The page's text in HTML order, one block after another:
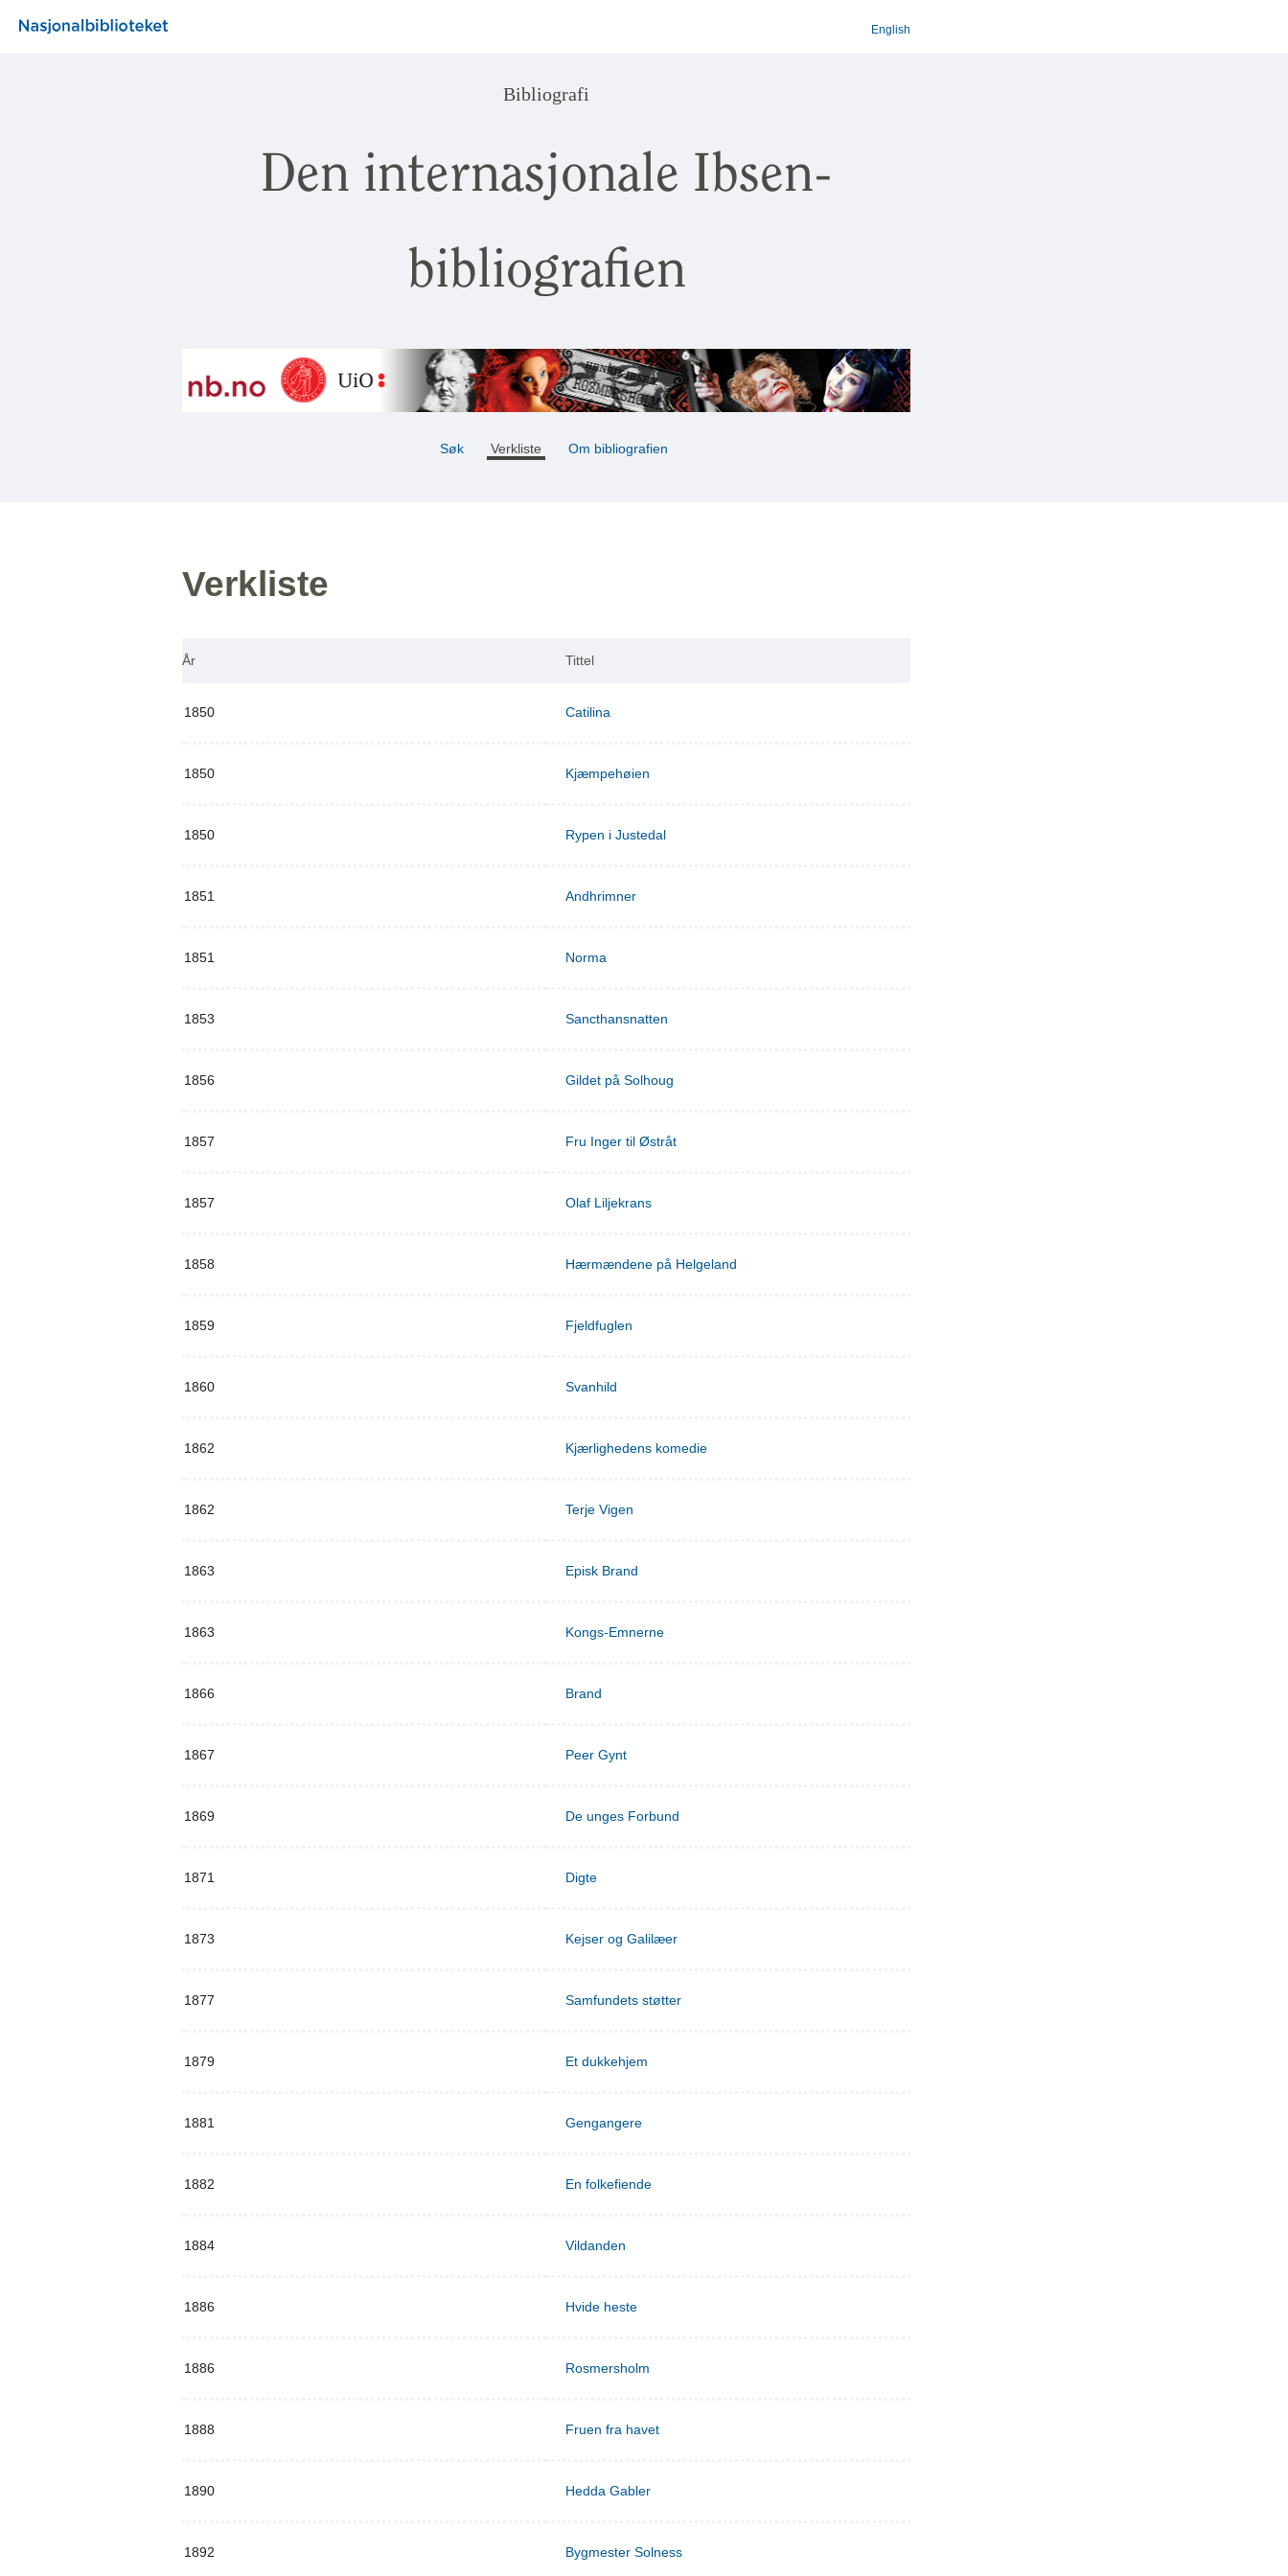
English
Bibliografi
Den internasjonale Ibsen-
bibliografien
Søk Verkliste Om bibliografien
Verkliste
År Tittel
1850 Catilina
1850 Kjæmpehøien
1850 Rypen i Justedal
1851 Andhrimner
1851 Norma
1853 Sancthansnatten
1856 Gildet på Solhoug
1857 Fru Inger til Østråt
1857 Olaf Liljekrans
1858 Hærmændene på Helgeland
1859 Fjeldfuglen
1860 Svanhild
1862 Kjærlighedens komedie
1862 Terje Vigen
1863 Episk Brand
1863 Kongs-Emnerne
1866 Brand
1867 Peer Gynt
1869 De unges Forbund
1871 Digte
1873 Kejser og Galilæer
1877 Samfundets støtter
1879 Et dukkehjem
1881 Gengangere
1882 En folkefiende
1884 Vildanden
1886 Hvide heste
1886 Rosmersholm
1888 Fruen fra havet
1890 Hedda Gabler
1892 Bygmester Solness